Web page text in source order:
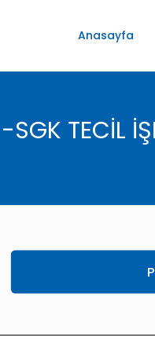
Anasayfa
TECİL